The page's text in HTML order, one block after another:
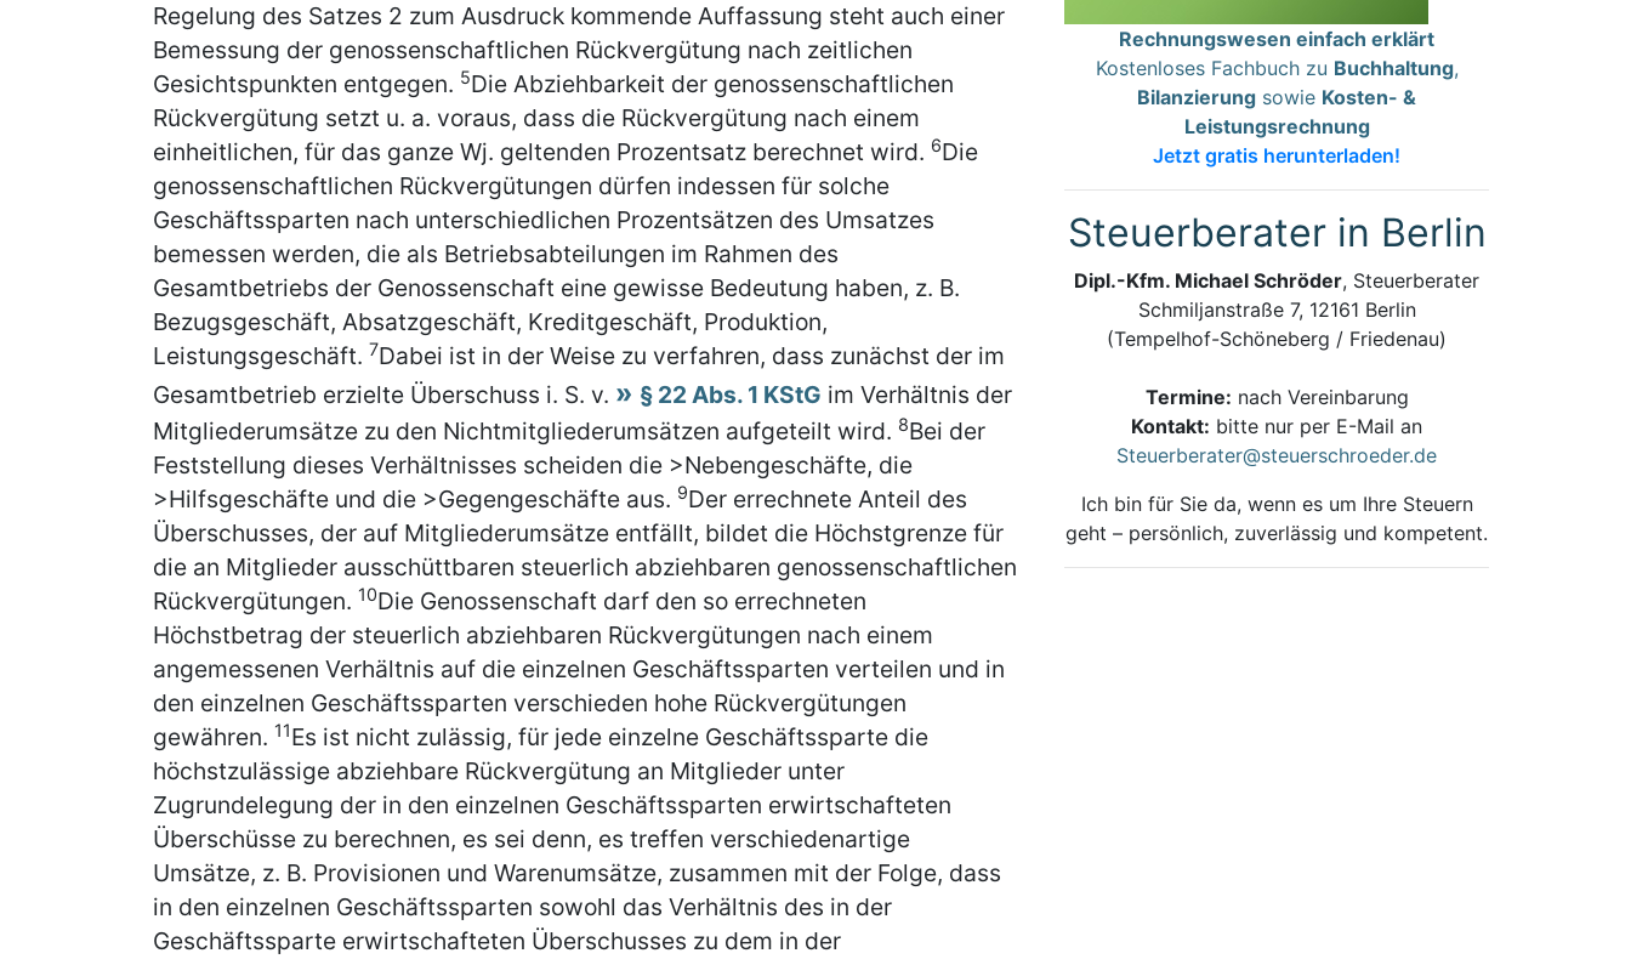
Regelung des Satzes 2 zum Ausdruck kommende Auffassung steht auch einer
Bemessung der genossenschaftlichen Rückvergütung nach zeitlichen
Gesichtspunkten entgegen. 5Die Abziehbarkeit der genossenschaftlichen
Rückvergütung setzt u. a. voraus, dass die Rückvergütung nach einem
einheitlichen, für das ganze Wj. geltenden Prozentsatz berechnet wird. 6Die
genossenschaftlichen Rückvergütungen dürfen indessen für solche
Geschäftssparten nach unterschiedlichen Prozentsätzen des Umsatzes
bemessen werden, die als Betriebsabteilungen im Rahmen des
Gesamtbetriebs der Genossenschaft eine gewisse Bedeutung haben, z. B.
Bezugsgeschäft, Absatzgeschäft, Kreditgeschäft, Produktion,
Leistungsgeschäft. 7Dabei ist in der Weise zu verfahren, dass zunächst der im
Gesamtbetrieb erzielte Überschuss i. S. v.
§ 22 Abs. 1 KStG im Verhältnis der
Mitgliederumsätze zu den Nichtmitgliederumsätzen aufgeteilt wird. 8Bei der
Feststellung dieses Verhältnisses scheiden die >Nebengeschäfte, die
>Hilfsgeschäfte und die >Gegengeschäfte aus. 9Der errechnete Anteil des
Überschusses, der auf Mitgliederumsätze entfällt, bildet die Höchstgrenze für
die an Mitglieder ausschüttbaren steuerlich abziehbaren genossenschaftlichen
Rückvergütungen. 10Die Genossenschaft darf den so errechneten
Höchstbetrag der steuerlich abziehbaren Rückvergütungen nach einem
angemessenen Verhältnis auf die einzelnen Geschäftssparten verteilen und in
den einzelnen Geschäftssparten verschieden hohe Rückvergütungen
gewähren. 11Es ist nicht zulässig, für jede einzelne Geschäftssparte die
höchstzulässige abziehbare Rückvergütung an Mitglieder unter
Zugrundelegung der in den einzelnen Geschäftssparten erwirtschafteten
Überschüsse zu berechnen, es sei denn, es treffen verschiedenartige
Umsätze, z. B. Provisionen und Warenumsätze, zusammen mit der Folge, dass
in den einzelnen Geschäftssparten sowohl das Verhältnis des in der
Geschäftssparte erwirtschafteten Überschusses zu dem in der
Rechnungswesen einfach erklärt
Kostenloses Fachbuch zu Buchhaltung,
Bilanzierung sowie Kosten- &
Leistungsrechnung
Jetzt gratis herunterladen!
Steuerberater in Berlin
Dipl.-Kfm. Michael Schröder, Steuerberater
Schmiljanstraße 7, 12161 Berlin
(Tempelhof-Schöneberg / Friedenau)
Termine: nach Vereinbarung
Kontakt: bitte nur per E-Mail an
Steuerberater@steuerschroeder.de
Ich bin für Sie da, wenn es um Ihre Steuern
geht – persönlich, zuverlässig und kompetent.